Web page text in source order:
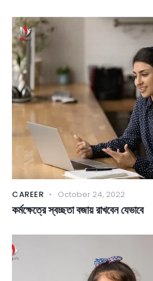
CAREER October 24, 2022
কর্মক্ষেত্রে স্বচ্ছতা বজায় রাখবেন যেভাবে